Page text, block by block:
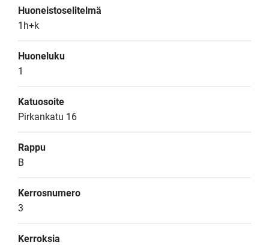
Huoneistoselitelmä
1h+k
Huoneluku
1
Katuosoite
Pirkankatu 16
Rappu
B
Kerrosnumero
3
Kerroksia